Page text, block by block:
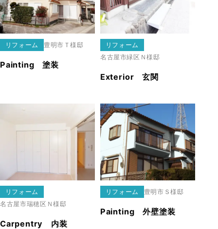
リフォーム 豊明市 Ｔ様邸
Painting 塗装
リフォーム
名古屋市緑区 Ｎ様邸
Exterior 玄関
リフォーム
名古屋市瑞穂区 Ｎ様邸
Carpentry 内装
リフォーム 豊明市 Ｓ様邸
Painting 外壁塗装